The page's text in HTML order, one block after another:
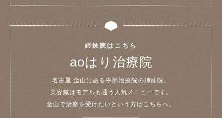
姉妹院はこちら
aoはり治療院
名古屋 金山にある中部治療院の姉妹院。
美容鍼はモデルも通う人気メニューです。
金山で治療を受けたいという方はこちらへ。